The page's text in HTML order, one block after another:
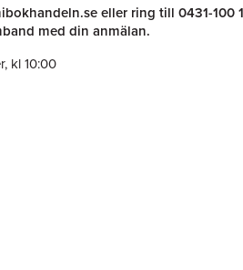
eller ring till 0431-100
med din anmälan.
, kl10:00